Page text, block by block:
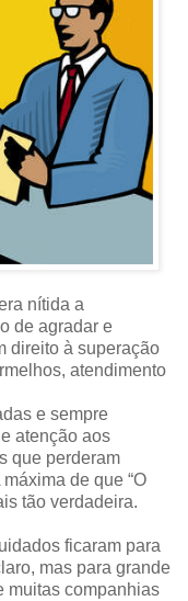
nítida a
de agradar e
direito à superação
atendimento
e sempre
atenção aos
que perderam
de que “O
tão verdadeira.
ficaram para
mas para grande
muitas companhias